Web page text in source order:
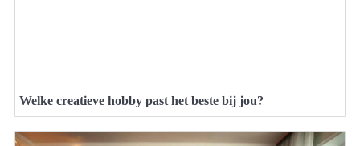
Welke creatieve hobby past het beste bij jou?